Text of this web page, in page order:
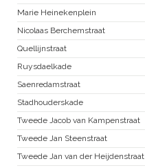
Marie Heinekenplein
Nicolaas Berchemstraat
Quellijnstraat
Ruysdaelkade
Saenredamstraat
Stadhouderskade
Tweede Jacob van Kampenstraat
Tweede Jan Steenstraat
Tweede Jan van der Heijdenstraat